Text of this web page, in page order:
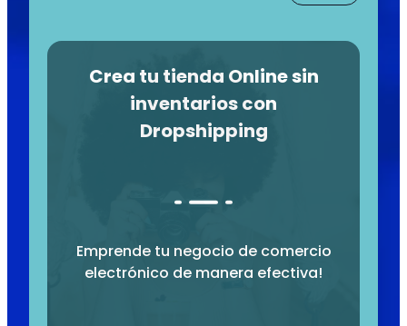
Crea tu tienda Online sin
inventarios con
Dropshipping
Emprende tu negocio de comercio
electrónico de manera efectiva!